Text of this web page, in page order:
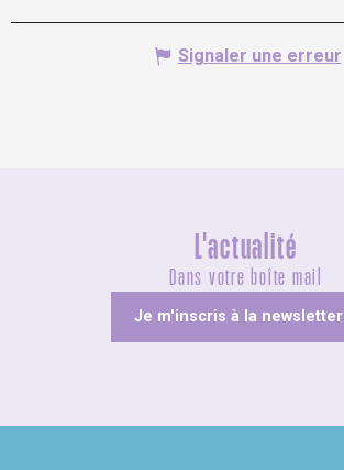
Signaler une erreur
L'actualité
Dans votre boîte mail
Je m'inscris à la newsletter